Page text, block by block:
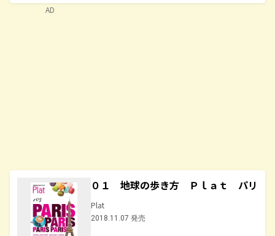
０１ 地球の歩き方 Ｐｌａｔ パリ
Plat
2018.11.07 発売
AD